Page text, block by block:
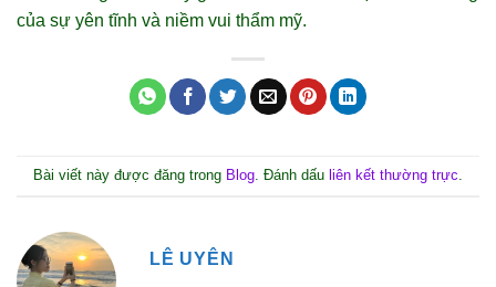
của sự yên tĩnh và niềm vui thẩm mỹ.
Bài viết này được đăng trong Blog . Đánh dấu liên kết thường trực
LÊ UYÊN